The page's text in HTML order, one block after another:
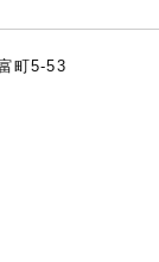
町5-53